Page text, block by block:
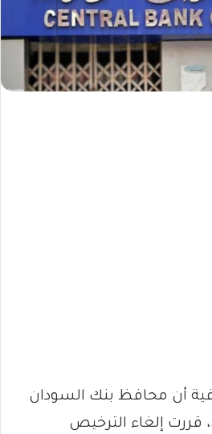
أن محافظ بنك السودان
قررت إلغاء الترخيص